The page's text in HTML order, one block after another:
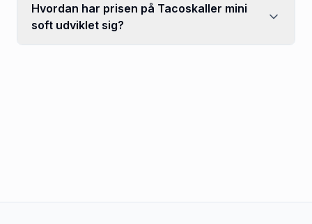
Hvordan har prisen på Tacoskaller mini
soft udviklet sig?